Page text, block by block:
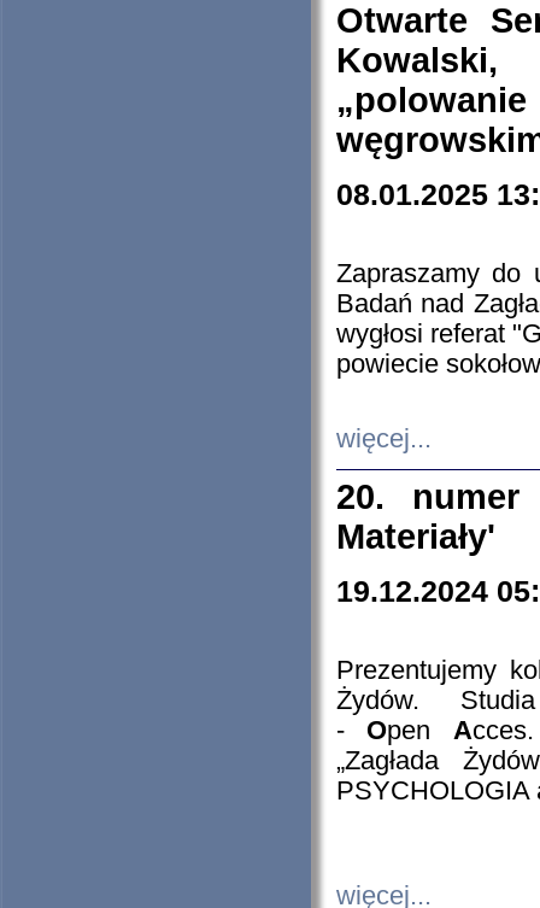
Otwarte
08.01.2025
Zapraszamy do
Badań nad
wygłosi referat
powiecie
więcej...
20. numer
Materiały'
19.12.2024
Prezentujemy
Żydów.
- Open A
„Zagłada
PSYCHOLOGIA
więcej...